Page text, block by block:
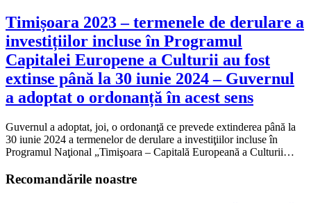
Timișoara 2023 – termenele de derulare a
investițiilor incluse în Programul
Capitalei Europene a Culturii au fost
extinse până la 30 iunie 2024 – Guvernul
a adoptat o ordonanță în acest sens
Guvernul a adoptat, joi, o ordonanţă ce prevede extinderea până la
30 iunie 2024 a termenelor de derulare a investiţiilor incluse în
Programul Naţional „Timişoara – Capitală Europeană a Culturii…
Recomandările noastre